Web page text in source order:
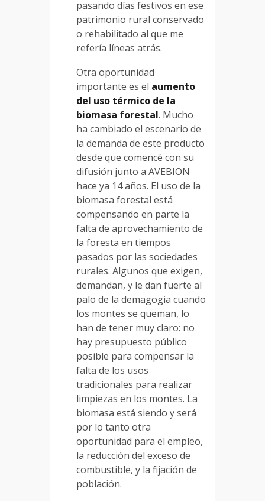
pasando días festivos en ese
patrimonio rural conservado
o rehabilitado al que me
refería líneas atrás.
Otra oportunidad
importante es el aumento
del uso térmico de la
biomasa forestal. Mucho
ha cambiado el escenario de
la demanda de este producto
desde que comencé con su
difusión junto a AVEBION
hace ya 14 años. El uso de la
biomasa forestal está
compensando en parte la
falta de aprovechamiento de
la foresta en tiempos
pasados por las sociedades
rurales. Algunos que exigen,
demandan, y le dan fuerte al
palo de la demagogia cuando
los montes se queman, lo
han de tener muy claro: no
hay presupuesto público
posible para compensar la
falta de los usos
tradicionales para realizar
limpiezas en los montes. La
biomasa está siendo y será
por lo tanto otra
oportunidad para el empleo,
la reducción del exceso de
combustible, y la fijación de
población.